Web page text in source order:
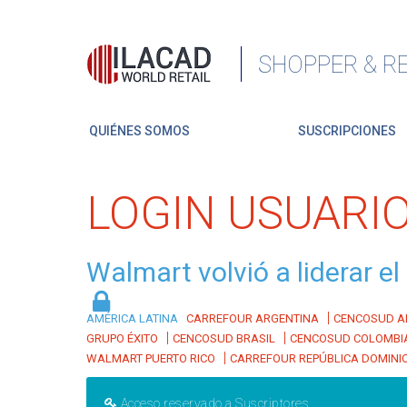
SHOPPER &
QUIÉNES SOMOS SUSCRIPCIONES
LOGIN
Walmart volvió a liderar
AMÉRICA LATINA CARREFOUR ARGENTINA | CENCOSUD
GRUPO ÉXITO | CENCOSUD BRASIL | CENCOSUD
WALMART PUERTO RICO | CARREFOUR REPÚBLICA
Acceso reservado a Suscriptores